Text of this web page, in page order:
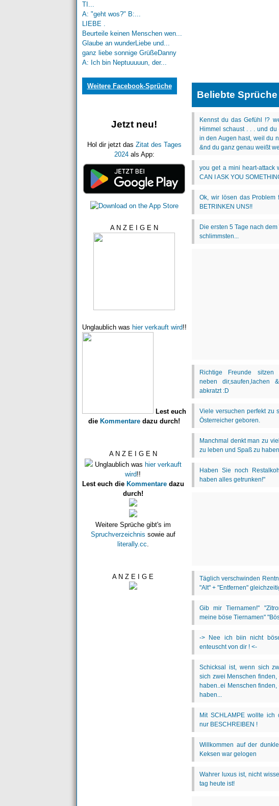
TI...
A: "geht wos?" B:...
LIEBE .
Beurteile keinen Menschen wen...
Glaube an wunderLiebe und...
ganz liebe sonnige GrüßeDanny
A: Ich bin Neptuuuuun, der...
Weitere Facebook-Sprüche
Jetzt neu!
Hol dir jetzt das Zitat des Tages
2024als App:
A N Z E I G E N
Unglaublich was hier verkauft wird!!
Lest euch
die Kommentare dazu durch!
A N Z E I G E N
Unglaublich was hier verkauft
wird!!
Lest euch die Kommentaredazu
durch!
Weitere Sprüche gibt's im
Spruchverzeichnis sowie auf
literally.cc
A N Z E I G E
Beliebte Sprüche